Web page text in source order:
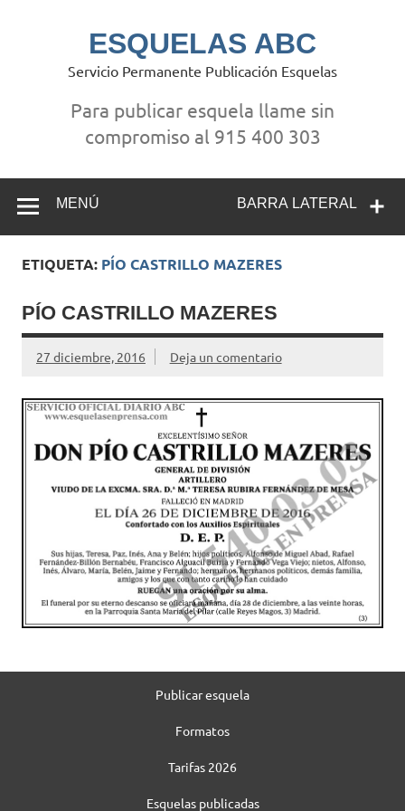
ESQUELAS ABC
Servicio Permanente Publicación Esquelas
Para publicar esquela llame sin
compromiso al 915 400 303
BARRA LATERAL
MENÚ
ETIQUETA: PÍO CASTRILLO MAZERES
PÍO CASTRILLO MAZERES
27 diciembre, 2016 Deja un comentario
Publicar esquela
Formatos
Tarifas 2026
Esquelas publicadas